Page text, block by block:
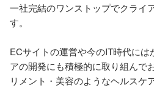
一社完結のワンストップでクライ
す。
ECサイトの運営や今のIT時代には
アの開発にも積極的に取り組んで
リメント・美容のようなヘルスケ